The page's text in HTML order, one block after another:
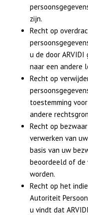
zijn.
Recht op
u de door
naar een andere
Recht op
toestemming
andere
Recht op
verwerken van
basis van uw
beoordeeld of de
worden.
Recht op het
Autoriteit
u vindt dat